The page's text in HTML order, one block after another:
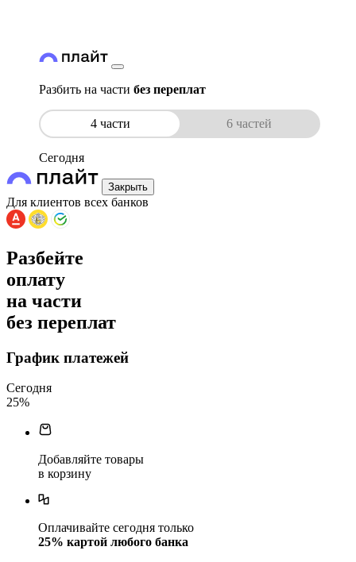
Разбить на части без переплат
4 части 6 частей
Сегодня
Закрыть
Для клиентов всех банков
Разбейте
оплату
на части
без переплат
График платежей
Сегодня
25%
Добавляйте товары
в корзину
Оплачивайте сегодня только
25% картой любого банка